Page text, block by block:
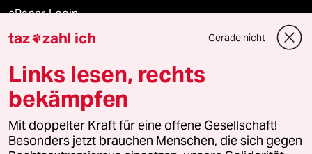
ePaper Login
Downloads für Abonnierende
© 2026 taz Verlags und Vertriebs GmbH
Alle Rechte vorbehalten. Bei rechtlichen Fragen oder für Genehmigungen
wenden Sie sich bitte an
lizenzen@taz.de
taz zahl ich Gerade nicht
Links lesen, rechts
bekämpfen
Mit doppelter Kraft für eine offene Gesellschaft!
Besonders jetzt brauchen Menschen, die sich gegen